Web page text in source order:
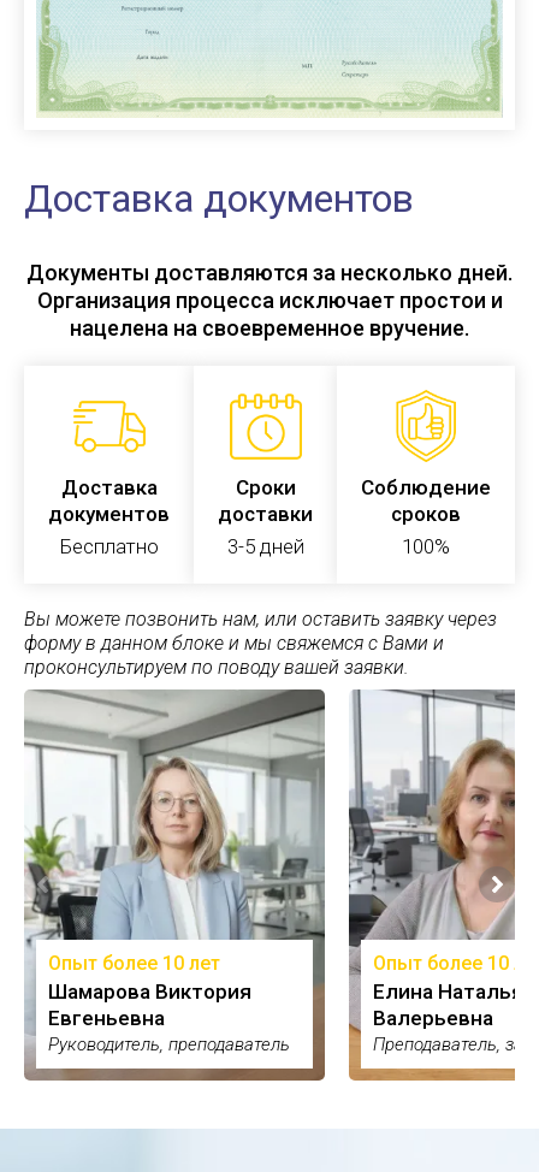
Доставка документов
Документы доставляются за несколько дней.
Организация процесса исключает простои и
нацелена на своевременное вручение.
Доставка
документов
Бесплатно
Сроки
доставки
3-5 дней
Соблюдение
сроков
100%
Вы можете позвонить нам, или оставить заявку через
форму в данном блоке и мы свяжемся с Вами и
проконсультируем по поводу вашей заявки.
Опыт более 10 лет
Шамарова Виктория
Евгеньевна
Руководитель, преподаватель
Опыт более 10
Елина Наталья
Валерьевна
Преподаватель,